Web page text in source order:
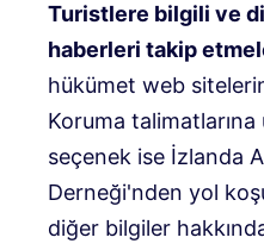
Turistlere bilgili ve
haberleri takip
hükümet web
Koruma
seçenek ise İzlanda
Derneği'nden yol
diğer bilgiler